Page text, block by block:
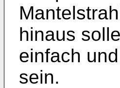
hinaus
einfach
sein.